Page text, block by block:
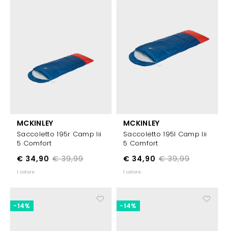
MCKINLEY
Saccoletto 195r Camp Iii
5 Comfort
€ 39,99
€ 34,90
1 colore
MCKINLEY
Saccoletto 195l Camp Iii
5 Comfort
€ 39,99
€ 34,90
1 colore
-14% -14%